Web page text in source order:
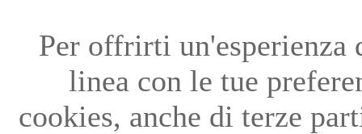
Per offrirti un'esperienza
linea con le tue
cookies, anche di terze